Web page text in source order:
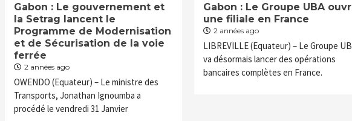
Gabon : Le gouvernement et
la Setrag lancent le
Programme de Modernisation
et de Sécurisation de la voie
ferrée
2 années ago
OWENDO (Equateur) – Le ministre des
Transports, Jonathan Ignoumba a
procédé le vendredi 31 Janvier
Gabon : Le Groupe UBA
une filiale en France
2 années ago
LIBREVILLE (Equateur) – Le Groupe
va désormais lancer des opérations
bancaires complètes en France.